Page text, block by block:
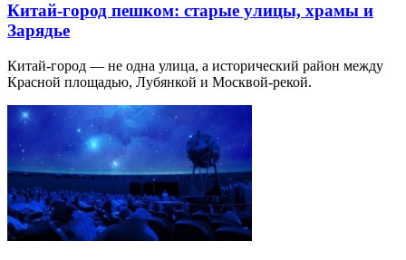
Китай-город пешком: старые улицы, храмы и
Зарядье
Китай-город — не одна улица, а исторический район между
Красной площадью, Лубянкой и Москвой-рекой.